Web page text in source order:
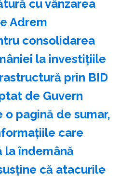
cu vânzarea
Adrem
consolidarea
la investiţiile
prin BID
de Guvern
o pagină de sumar,
care
la îndemână
că atacurile